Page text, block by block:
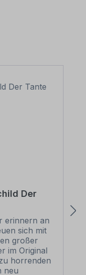
Der
erinnern an
sich mit
großer
im Original
horrenden
neu